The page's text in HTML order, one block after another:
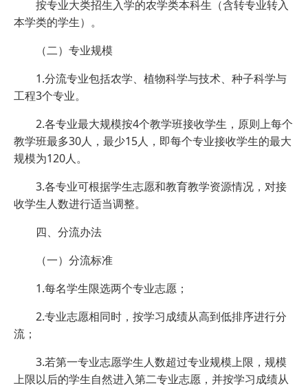
按专业大类招生入学的农学类本科生（含转专业转入
本学类的学生）。
（二）专业规模
1.分流专业包括农学、植物科学与技术、种子科学与
工程3个专业。
2.各专业最大规模按4个教学班接收学生，原则上每个
教学班最多30人，最少15人，即每个专业接收学生的最大
规模为120人。
3.各专业可根据学生志愿和教育教学资源情况，对接
收学生人数进行适当调整。
四、分流办法
（一）分流标准
1.每名学生限选两个专业志愿；
2.专业志愿相同时，按学习成绩从高到低排序进行分
流；
3.若第一专业志愿学生人数超过专业规模上限，规模
上限以后的学生自然进入第二专业志愿，并按学习成绩从